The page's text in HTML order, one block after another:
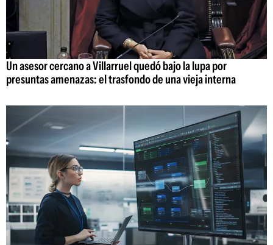
Un asesor cercano a Villarruel quedó bajo la lupa por
presuntas amenazas: el trasfondo de una vieja interna